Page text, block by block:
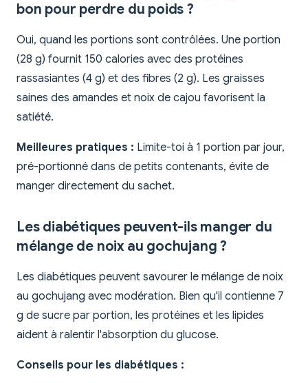
bon pour perdre du poids ?
Oui, quand les portions sont contrôlées. Une portion
(28 g) fournit 150 calories avec des protéines
rassasiantes (4 g) et des fibres (2 g). Les graisses
saines des amandes et noix de cajou favorisent la
satiété.
Meilleures pratiques : Limite-toi à 1 portion par jour,
pré-portionné dans de petits contenants, évite de
manger directement du sachet.
Les diabétiques peuvent-ils manger du
mélange de noix au gochujang ?
Les diabétiques peuvent savourer le mélange de noix
au gochujang avec modération. Bien qu'il contienne 7
g de sucre par portion, les protéines et les lipides
aident à ralentir l'absorption du glucose.
Conseils pour les diabétiques :